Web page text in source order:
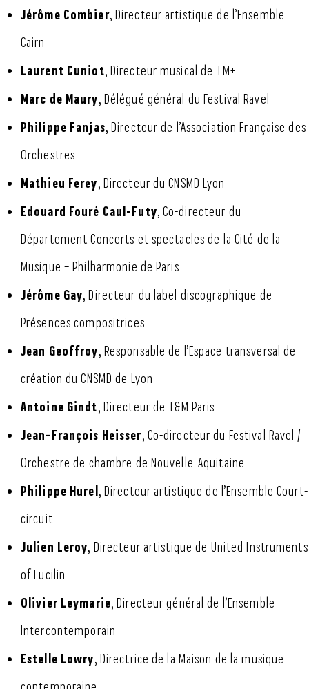
Jérôme Combier, Directeur artistique de l’Ensemble
Cairn
Laurent Cuniot, Directeur musical de TM+
Marc de Maury, Délégué général du Festival Ravel
Philippe Fanjas, Directeur de l’Association Française des
Orchestres
Mathieu Ferey, Directeur du CNSMD Lyon
Edouard Fouré Caul-Futy, Co-directeur du
Département Concerts et spectacles de la Cité de la
Musique – Philharmonie de Paris
Jérôme Gay, Directeur du label discographique de
Présences compositrices
Jean Geoffroy, Responsable de l’Espace transversal de
création du CNSMD de Lyon
Antoine Gindt, Directeur de T&M Paris
Jean-François Heisser, Co-directeur du Festival Ravel /
Orchestre de chambre de Nouvelle-Aquitaine
Philippe Hurel, Directeur artistique de l’Ensemble Court-
circuit
Julien Leroy, Directeur artistique de United Instruments
of Lucilin
Olivier Leymarie, Directeur général de l’Ensemble
Intercontemporain
Estelle Lowry, Directrice de la Maison de la musique